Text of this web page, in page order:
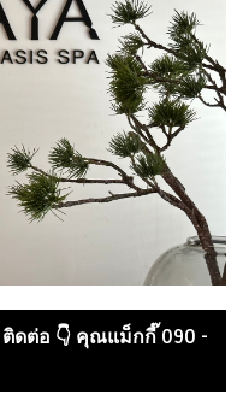
ดต่อ 👇 คุณแม็กกี๊ 090 -